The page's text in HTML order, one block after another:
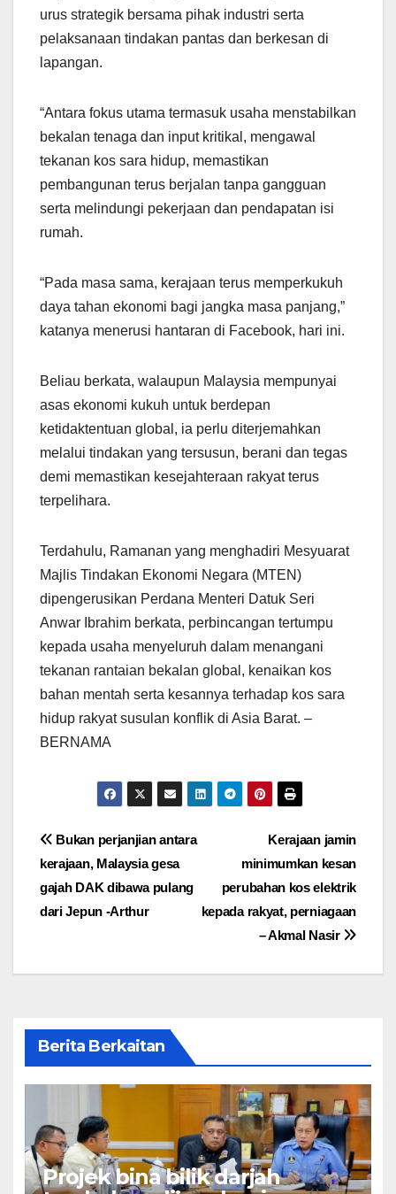
urus strategik bersama pihak industri serta
pelaksanaan tindakan pantas dan berkesan di
lapangan.
“Antara fokus utama termasuk usaha menstabilkan
bekalan tenaga dan input kritikal, mengawal
tekanan kos sara hidup, memastikan
pembangunan terus berjalan tanpa gangguan
serta melindungi pekerjaan dan pendapatan isi
rumah.
“Pada masa sama, kerajaan terus memperkukuh
daya tahan ekonomi bagi jangka masa panjang,”
katanya menerusi hantaran di Facebook, hari ini.
Beliau berkata, walaupun Malaysia mempunyai
asas ekonomi kukuh untuk berdepan
ketidaktentuan global, ia perlu diterjemahkan
melalui tindakan yang tersusun, berani dan tegas
demi memastikan kesejahteraan rakyat terus
terpelihara.
Terdahulu, Ramanan yang menghadiri Mesyuarat
Majlis Tindakan Ekonomi Negara (MTEN)
dipengerusikan Perdana Menteri Datuk Seri
Anwar Ibrahim berkata, perbincangan tertumpu
kepada usaha menyeluruh dalam menangani
tekanan rantaian bekalan global, kenaikan kos
bahan mentah serta kesannya terhadap kos sara
hidup rakyat susulan konflik di Asia Barat. –
BERNAMA
Post
navigation
Kerajaan jamin
minimumkan kesan
perubahan kos elektrik
kepada rakyat, perniagaan
– Akmal Nasir
Bukan perjanjian antara
kerajaan, Malaysia gesa
gajah DAK dibawa pulang
dari Jepun -Arthur
Berita Berkaitan
Projek bina bilik darjah